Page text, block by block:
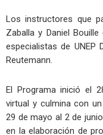
Los instructores que
Zaballa y Daniel
especialistas de UNEP
Reutemann.
El Programa inició el
virtual y culmina con
29 de mayo al 2 de
en la elaboración de